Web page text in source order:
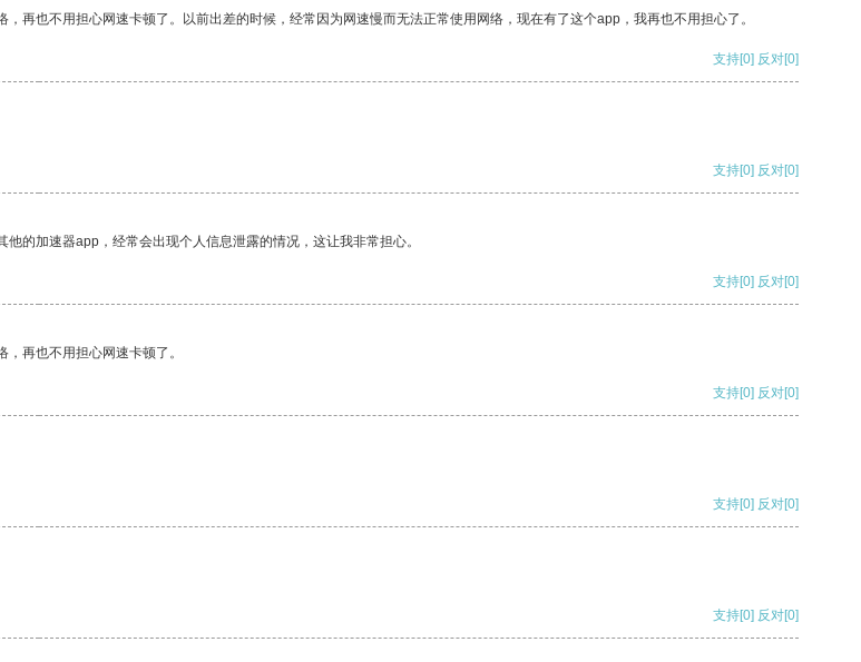
再也不用担心网速卡顿了。以前出差的时候，经常因为网速慢而无法正常使用网络，现在有了这个app，我再也不用担心了。
支持[0] 反对[0]
支持[0] 反对[0]
的加速器app，经常会出现个人信息泄露的情况，这让我非常担心。
支持[0] 反对[0]
再也不用担心网速卡顿了。
支持[0] 反对[0]
支持[0] 反对[0]
支持[0] 反对[0]